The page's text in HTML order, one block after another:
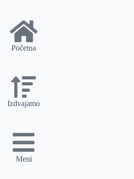
Početna
Izdvajamo
Meni